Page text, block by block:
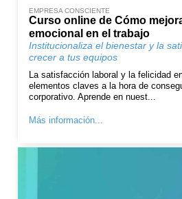
EMPRESA CONSCIENTE
Curso online de Cómo
emocional en el trabajo
Institucionaliza el bienestar y la
crecer a tus equipos
La satisfacción laboral y la felicidad
elementos claves a la hora de
corporativo. Aprende en nuest...
Más información...